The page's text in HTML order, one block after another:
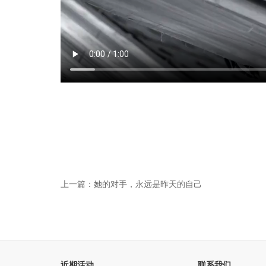
上一篇：她的对手，永远是昨天的自己